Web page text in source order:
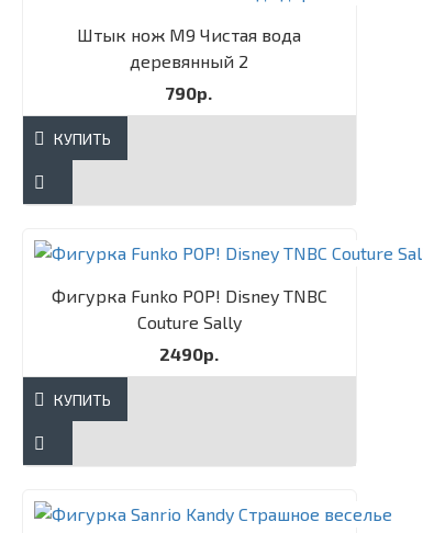
Штык нож М9 Чистая вода
деревянный 2
790р.
КУПИТЬ
Фигурка Funko POP! Disney TNBC
Couture Sally​
2490р.
КУПИТЬ